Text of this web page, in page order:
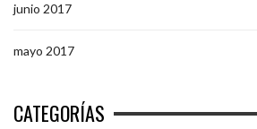
junio 2017
mayo 2017
CATEGORÍAS